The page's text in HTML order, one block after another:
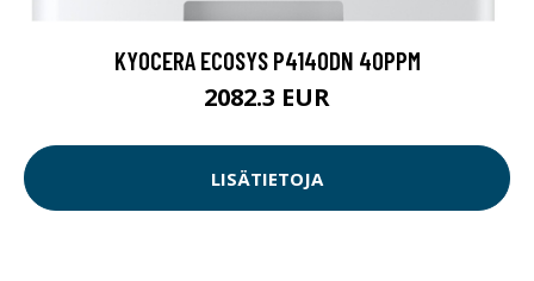
KYOCERA ECOSYS P4140DN 40PPM
2082.3 EUR
LISÄTIETOJA